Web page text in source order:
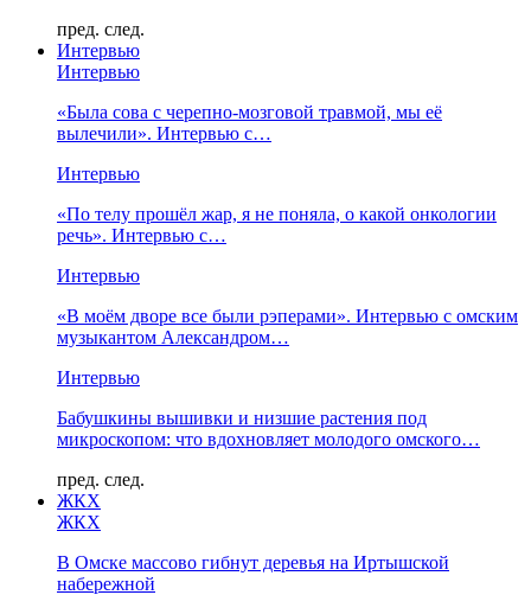
пред. след.
Интервью
Интервью
«Была сова с черепно-мозговой травмой, мы её
вылечили». Интервью с…
Интервью
«По телу прошёл жар, я не поняла, о какой онкологии
речь». Интервью с…
Интервью
«В моём дворе все были рэперами». Интервью с омским
музыкантом Александром…
Интервью
Бабушкины вышивки и низшие растения под
микроскопом: что вдохновляет молодого омского…
пред. след.
ЖКХ
ЖКХ
В Омске массово гибнут деревья на Иртышской
набережной